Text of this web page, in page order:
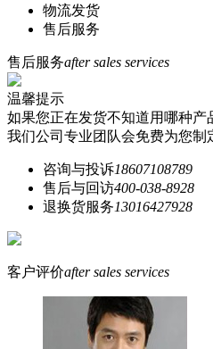
物流发货
售后服务
售后服务after sales services
温馨提示
如果您正在发货不知道用哪种产
我们公司专业团队会免费为您制
咨询与投诉18607108789
售后与回访400-038-8928
退换货服务13016427928
客户评价after sales services